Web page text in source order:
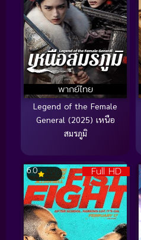
พากย์ไทย
Legend of the Female
General (2025) เหนือ
สมรภูมิ
Full HD
6.0